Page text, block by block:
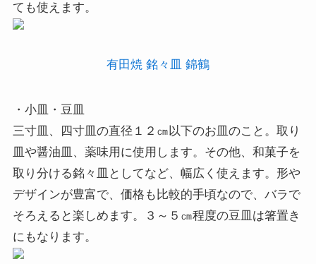
ても使えます。
有田焼 銘々皿 錦鶴
・小皿・豆皿
三寸皿、四寸皿の直径１２㎝以下のお皿のこと。取り
皿や醤油皿、薬味用に使用します。その他、和菓子を
取り分ける銘々皿としてなど、幅広く使えます。形や
デザインが豊富で、価格も比較的手頃なので、バラで
そろえると楽しめます。３～５㎝程度の豆皿は箸置き
にもなります。